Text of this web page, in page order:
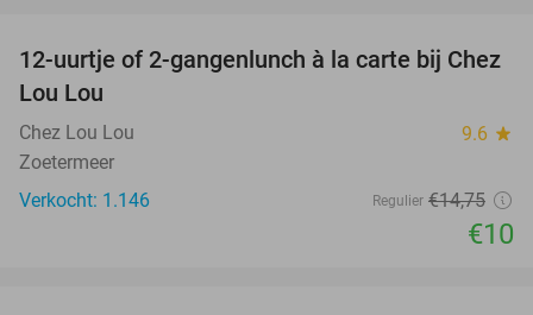
32%
12-uurtje of 2-gangenlunch à la carte bij Chez
Lou Lou
Chez Lou Lou 9.6 star
Zoetermeer
Verkocht: 1.146
Regulier €14,75
€10